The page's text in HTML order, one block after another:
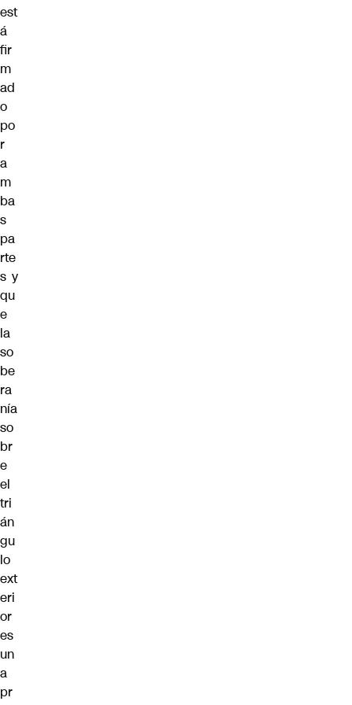
est
á
fir
m
ad
o
po
r
a
m
ba
s
pa
rte
s y
qu
e
la
so
be
ra
nía
so
br
e
el
tri
án
gu
lo
ext
eri
or
es
un
a
pr